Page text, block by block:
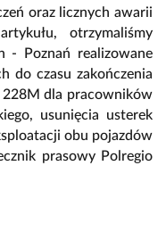
oraz licznych awarii
otrzymaliśmy
- Poznań realizowane
do czasu zakończenia
228M dla pracowników
usunięcia usterek
obu pojazdów
prasowy Polregio